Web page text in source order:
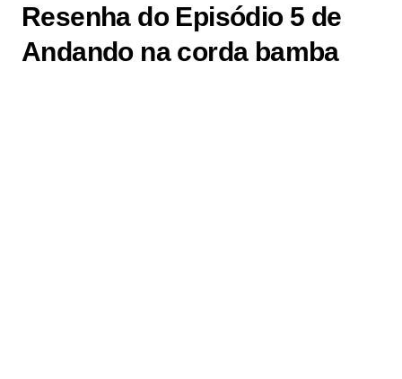
Resenha do Episódio 5 de
Andando na corda bamba